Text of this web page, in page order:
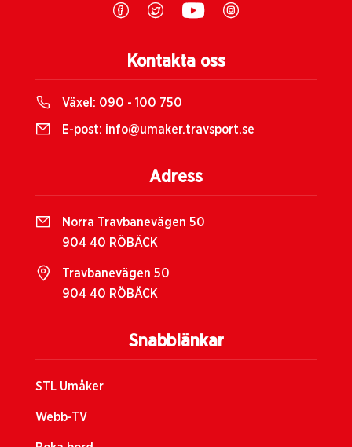
Snabblänkar
STL Umåker
Webb-TV
Kontakta oss
Växel: 090 - 100 750
E-post: info@umaker.travsport.se
Adress
Norra Travbanevägen 50
904 40 RÖBÄCK
Travbanevägen 50
904 40 RÖBÄCK